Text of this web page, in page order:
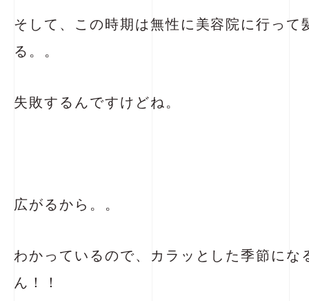
そして、この時期は無性に美容院に行って
る。。
失敗するんですけどね。
広がるから。。
わかっているので、カラッとした季節にな
ん！！